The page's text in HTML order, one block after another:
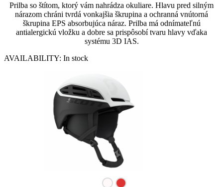
Prilba so štítom, ktorý vám nahrádza okuliare. Hlavu pred silným
nárazom chráni tvrdá vonkajšia škrupina a ochranná vnútorná
škrupina EPS absorbujúca náraz. Prilba má odnímateľnú
antialergickú vložku a dobre sa prispôsobí tvaru hlavy vďaka
systému 3D IAS.
AVAILABILITY: In stock